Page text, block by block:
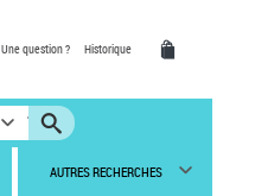
Une question ? Historique
AUTRES RECHERCHES